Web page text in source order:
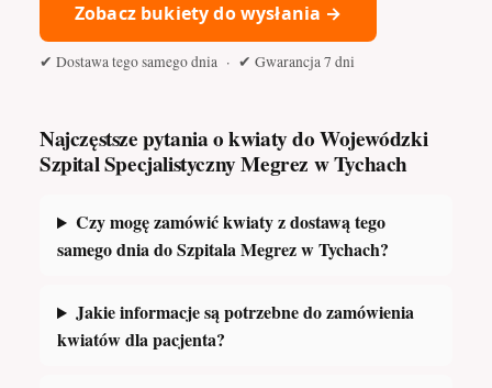
Zobacz bukiety do wysłania →
✔ Dostawa tego samego dnia · ✔ Gwarancja 7 dni
Najczęstsze pytania o kwiaty do Wojewódzki
Szpital Specjalistyczny Megrez w Tychach
Czy mogę zamówić kwiaty z dostawą tego
samego dnia do Szpitala Megrez w Tychach?
Jakie informacje są potrzebne do zamówienia
kwiatów dla pacjenta?